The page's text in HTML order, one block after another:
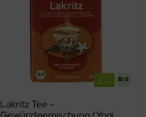
Lakritz Tee -